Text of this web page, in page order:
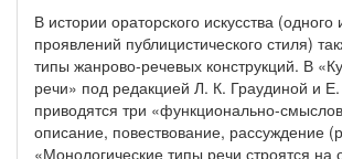
В истории ораторского искусства
проявлений публицистического стиля)
типы жанрово-речевых конструкций. В
речи» под редакцией Л. К. Граудиной и
приводятся три «функционально-
описание, повествование, рассуждение
«Монологические типы речи строятся на